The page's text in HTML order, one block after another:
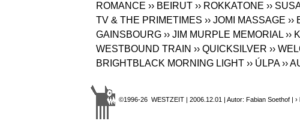
ROMANCE ›› BEIRUT ›› ROKKATONE ››
TV & THE PRIMETIMES ›› JOMI MASSAGE ››
GAINSBOURG ›› JIM MURPLE MEMORIAL ››
WESTBOUND TRAIN ›› QUICKSILVER ››
BRIGHTBLACK MORNING LIGHT ›› ÚLPA ››
©1996-26 WESTZEIT | 2006.12.01 | Autor: Fabian Soethof | ›